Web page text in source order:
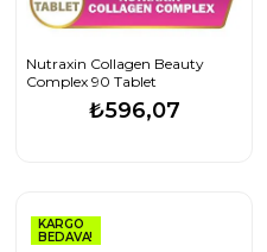
Nutraxin Collagen Beauty
Complex 90 Tablet
₺596,07
KARGO
BEDAVA!